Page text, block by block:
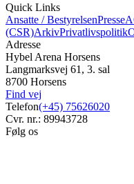
Quick Links
Ansatte / BestyrelsenPresse
(CSR)ArkivPrivatlivspolitik
Adresse
Hybel Arena Horsens
Langmarksvej 61, 3. sal
8700 Horsens
Find vej
Telefon(+45) 75626020
Cvr. nr.: 89943728
Følg os